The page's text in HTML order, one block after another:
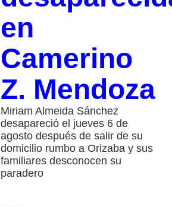
en
Camerino
Z. Mendoza
Miriam Almeida Sánchez
desapareció el jueves 6 de
agosto después de salir de su
domicilio rumbo a Orizaba y sus
familiares desconocen su
paradero